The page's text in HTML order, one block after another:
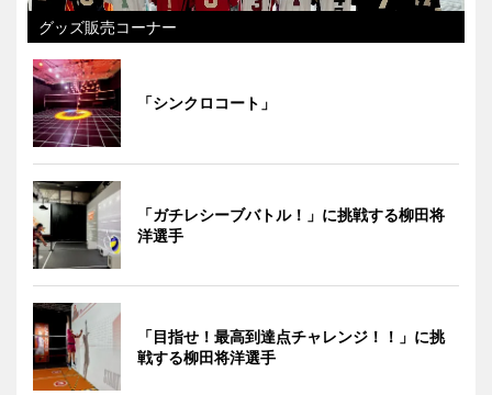
グッズ販売コーナー
「シンクロコート」
「ガチレシーブバトル！」に挑戦する柳田将
洋選手
「目指せ！最高到達点チャレンジ！！」に挑
戦する柳田将洋選手